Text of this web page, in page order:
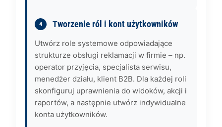
Tworzenie ról i kont użytkowników
Utwórz role systemowe odpowiadające
strukturze obsługi reklamacji w firmie – np.
operator przyjęcia, specjalista serwisu,
menedżer działu, klient B2B. Dla każdej roli
skonfiguruj uprawnienia do widoków, akcji i
raportów, a następnie utwórz indywidualne
konta użytkowników.